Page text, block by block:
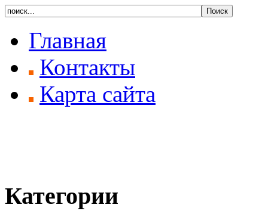
Главная
Контакты
Карта сайта
Категории